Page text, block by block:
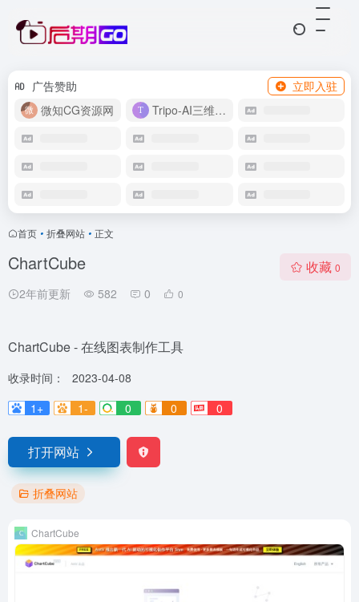
广告赞助
立即入驻
微知CG资源网
Tripo-AI三维模型
首页 • 折叠网站 • 正文
ChartCube
2年前更新 582 0 0
收藏 0
ChartCube - 在线图表制作工具
收录时间：
2023-04-08
1+
1- 0 0 0
打开网站
折叠网站
ChartCube